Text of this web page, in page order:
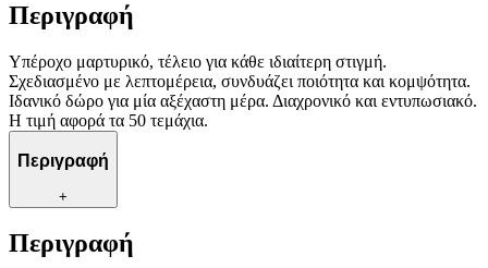
Περιγραφή
Υπέροχο μαρτυρικό, τέλειο για κάθε ιδιαίτερη στιγμή.
Σχεδιασμένο με λεπτομέρεια, συνδυάζει ποιότητα και κομψότητα.
Ιδανικό δώρο για μία αξέχαστη μέρα. Διαχρονικό και εντυπωσιακό.
Η τιμή αφορά τα 50 τεμάχια.
Περιγραφή
+
Περιγραφή